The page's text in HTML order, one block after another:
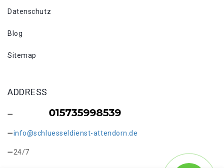
Datenschutz
Blog
Sitemap
ADDRESS
info@schluesseldienst-attendorn.de
24/7